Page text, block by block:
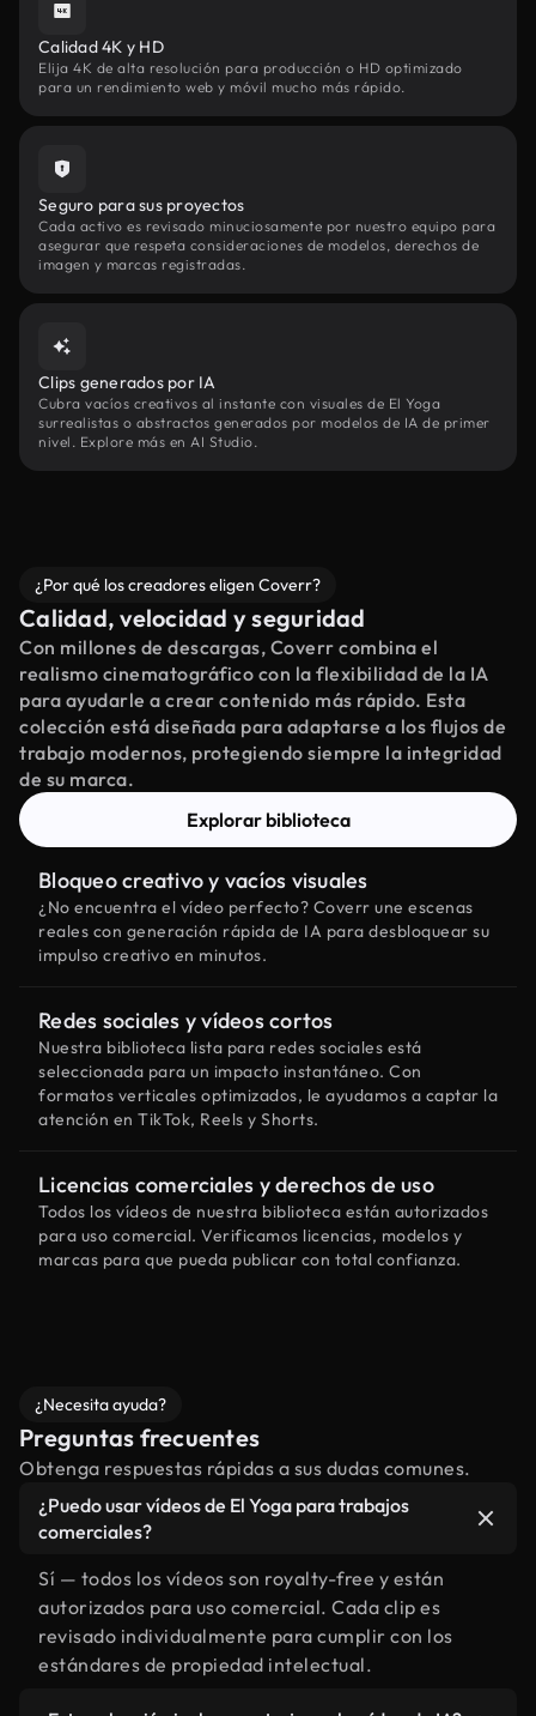
Calidad 4K y HD
Elija 4K de alta resolución para producción o HD optimizado
para un rendimiento web y móvil mucho más rápido.
Seguro para sus proyectos
Cada activo es revisado minuciosamente por nuestro equipo para
asegurar que respeta consideraciones de modelos, derechos de
imagen y marcas registradas.
Clips generados por IA
Cubra vacíos creativos al instante con visuales de El Yoga
surrealistas o abstractos generados por modelos de IA de primer
nivel. Explore más en AI Studio.
¿Por qué los creadores eligen Coverr?
Calidad, velocidad y seguridad
Con millones de descargas, Coverr combina el
realismo cinematográfico con la flexibilidad de la IA
para ayudarle a crear contenido más rápido. Esta
colección está diseñada para adaptarse a los flujos de
trabajo modernos, protegiendo siempre la integridad
de su marca.
Explorar biblioteca
Bloqueo creativo y vacíos visuales
¿No encuentra el vídeo perfecto? Coverr une escenas
reales con generación rápida de IA para desbloquear su
impulso creativo en minutos.
Redes sociales y vídeos cortos
Nuestra biblioteca lista para redes sociales está
seleccionada para un impacto instantáneo. Con
formatos verticales optimizados, le ayudamos a captar la
atención en TikTok, Reels y Shorts.
Licencias comerciales y derechos de uso
Todos los vídeos de nuestra biblioteca están autorizados
para uso comercial. Verificamos licencias, modelos y
marcas para que pueda publicar con total confianza.
¿Necesita ayuda?
Preguntas frecuentes
Obtenga respuestas rápidas a sus dudas comunes.
¿Puedo usar vídeos de El Yoga para trabajos
comerciales?
Sí — todos los vídeos son royalty-free y están
autorizados para uso comercial. Cada clip es
revisado individualmente para cumplir con los
estándares de propiedad intelectual.